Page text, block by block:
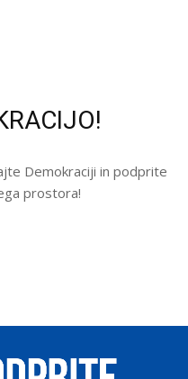
Demokraciji in podprite
prostora!